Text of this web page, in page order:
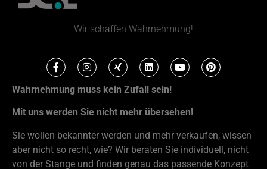
Wir schaffen Wahrnehmung!
Wahrnehmung muss kein Zufall sein!
Mit uns werden Sie nicht mehr übersehen!
Sie wollen bekannter werden und mehr verkaufen, wissen
aber nicht so recht, wie? Wir beraten Sie individuell, nicht
von der Stange und finden genau das passende Konzept